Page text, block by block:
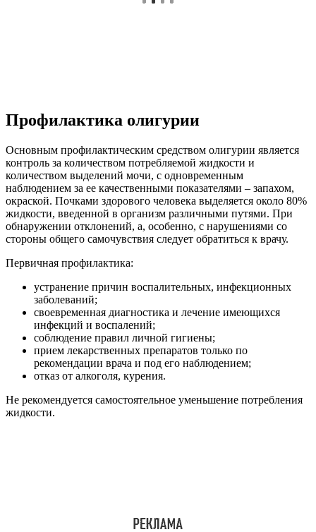
Профилактика олигурии
Основным профилактическим средством олигурии является
контроль за количеством потребляемой жидкости и
количеством выделений мочи, с одновременным
наблюдением за ее качественными показателями – запахом,
окраской. Почками здорового человека выделяется около 80%
жидкости, введенной в организм различными путями. При
обнаружении отклонений, а, особенно, с нарушениями со
стороны общего самочувствия следует обратиться к врачу.
Первичная профилактика:
устранение причин воспалительных, инфекционных
заболеваний;
своевременная диагностика и лечение имеющихся
инфекций и воспалений;
соблюдение правил личной гигиены;
прием лекарственных препаратов только по
рекомендации врача и под его наблюдением;
отказ от алкоголя, курения.
Не рекомендуется самостоятельное уменьшение потребления
жидкости.